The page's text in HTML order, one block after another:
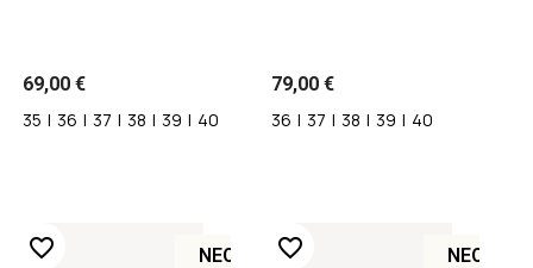
69,00 €
35 | 36 | 37 | 38 | 39 | 40
79,00 €
36 | 37 | 38 | 39 | 40
ΝΈΟ
favorite_border ΝΈΟ
favorite_border